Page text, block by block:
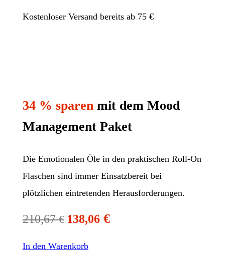
Kostenloser Versand bereits ab 75 €
34 % sparenmit dem Mood
Management Paket
Die Emotionalen Öle in den praktischen Roll-On
Flaschen sind immer Einsatzbereit bei
plötzlichen eintretenden Herausforderungen.
210,67€ 138,06€
In den Warenkorb